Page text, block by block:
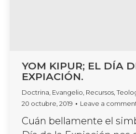
YOM KIPUR; EL DÍA
EXPIACIÓN.
Doctrina Evangelio Recursos ,
20 octubre, 2019
Leave a
Cuán bellamente el